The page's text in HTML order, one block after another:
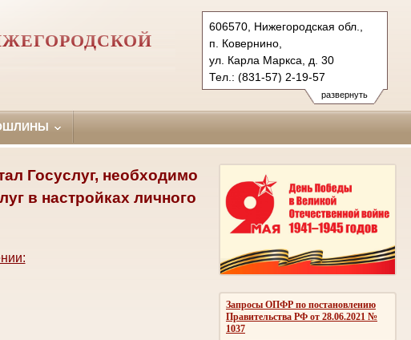
развернуть
606570, Нижегородская обл.,
п. Ковернино,
ул. Карла Маркса, д. 30
Тел.: (831-57) 2-19-57
koverninsky.nnov@sudrf.ru
Запросы ОПФР по постановлению
Правительства РФ от 28.06.2021 №
1037
Госуслуг, необходимо
в настройках личного